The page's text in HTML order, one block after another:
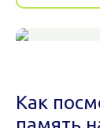
Как